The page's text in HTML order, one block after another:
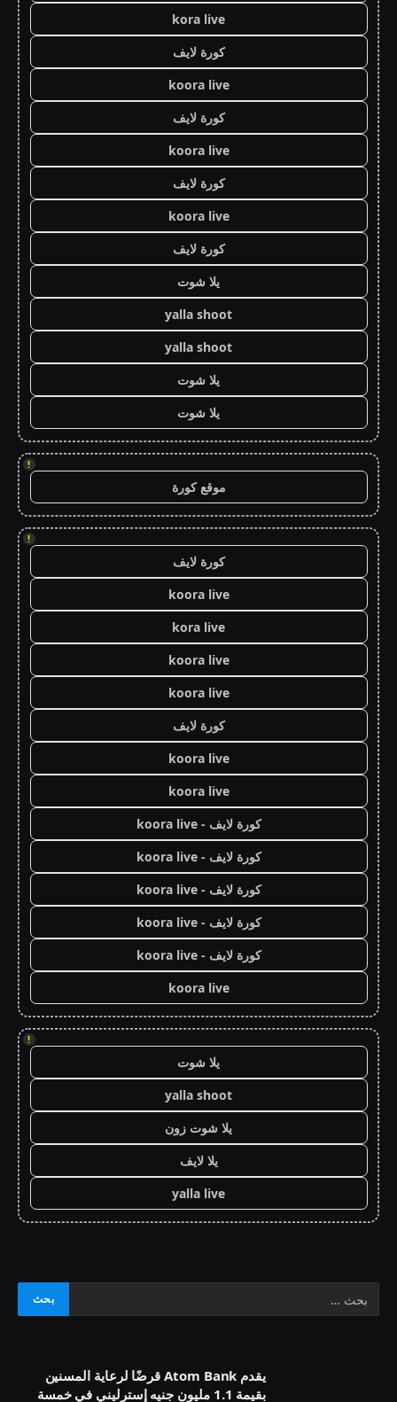
kora live
كورة لايف
koora live
كورة لايف
koora live
كورة لايف
koora live
كورة لايف
يلا شوت
yalla shoot
yalla shoot
يلا شوت
يلا شوت
!
موقع كورة
!
كورة لايف
koora live
kora live
koora live
koora live
كورة لايف
koora live
koora live
كورة لايف - koora live
كورة لايف - koora live
كورة لايف - koora live
كورة لايف - koora live
كورة لايف - koora live
koora live
!
يلا شوت
yalla shoot
يلا شوت زون
يلا لايف
yalla live
يقدم Atom Bank قرضًا لرعاية المسنين
بقيمة 1.1 مليون جنيه إسترليني في خمسة